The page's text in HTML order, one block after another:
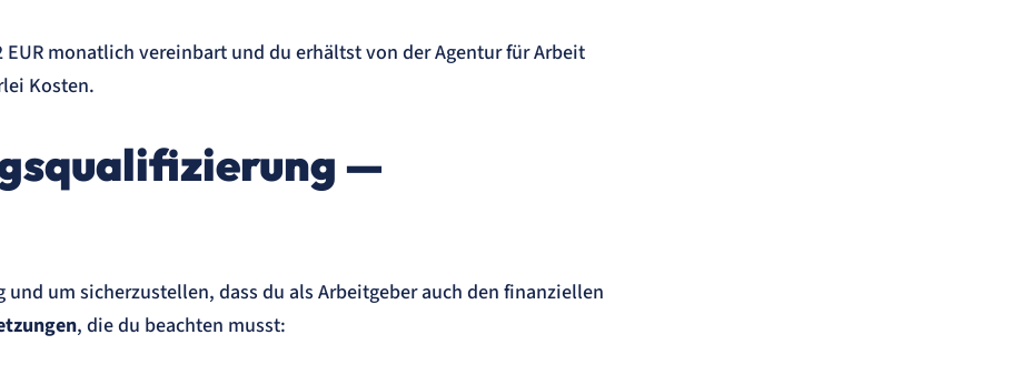
monatlich vereinbart und du erhältst von der Agentur für Arbeit
Kosten.
—
um sicherzustellen, dass du als Arbeitgeber auch den finanziellen
, die du beachten musst: